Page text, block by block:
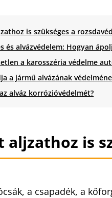
is szükséges a
és alvázvédelem: Hogyan
a karosszéria védelme
a jármű alvázának
alváz korrózióvédelmét?
is
a csapadék, a